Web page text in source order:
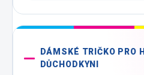
DÁMSKÉ TRIČKO PRO
DŮCHODKYNI